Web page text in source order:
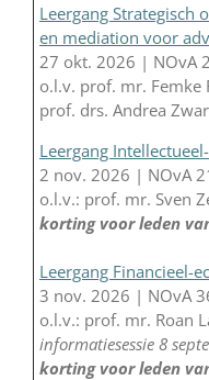
Leergang Strategisch
en mediation voor
27 okt. 2026 | NOvA
o.l.v. prof. mr. Femke
prof. drs. Andrea
Leergang
2 nov. 2026 | NOvA
o.l.v.: prof. mr. Sven
korting voor leden
Leergang Financieel-
3 nov. 2026 | NOvA
o.l.v.: prof. mr. Roan
informatiesessie 8
korting voor leden